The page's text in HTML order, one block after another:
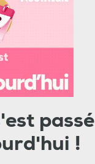
passé
!